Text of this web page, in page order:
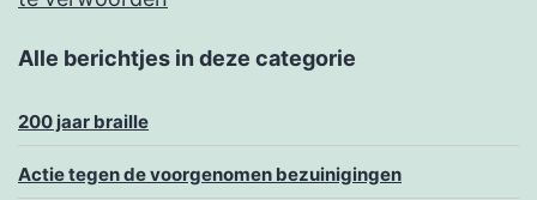
Alle berichtjes in deze categorie
200 jaar braille
Actie tegen de voorgenomen bezuinigingen